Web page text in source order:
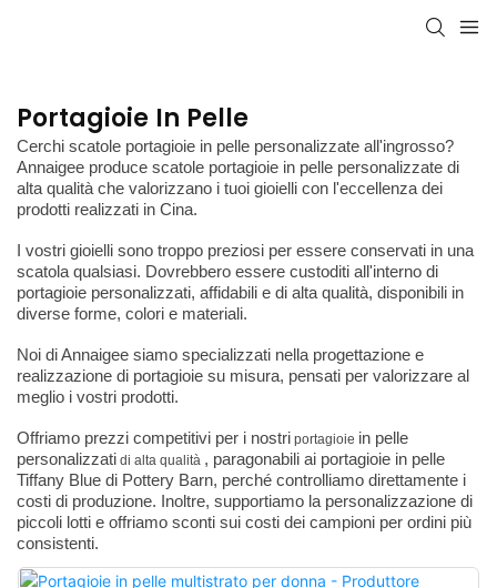
Portagioie In Pelle
Cerchi scatole portagioie in pelle personalizzate all'ingrosso?
Annaigee produce scatole portagioie in pelle personalizzate di
alta qualità che valorizzano i tuoi gioielli con l'eccellenza dei
prodotti realizzati in Cina.
I vostri gioielli sono troppo preziosi per essere conservati in una
scatola qualsiasi. Dovrebbero essere custoditi all'interno di
portagioie personalizzati, affidabili e di alta qualità, disponibili in
diverse forme, colori e materiali.
Noi di Annaigee siamo specializzati nella progettazione e
realizzazione di portagioie su misura, pensati per valorizzare al
meglio i vostri prodotti.
Offriamo prezzi competitivi per i nostri portagioie in pelle
personalizzati di alta qualità , paragonabili ai portagioie in pelle
Tiffany Blue di Pottery Barn, perché controlliamo direttamente i
costi di produzione. Inoltre, supportiamo la personalizzazione di
piccoli lotti e offriamo sconti sui costi dei campioni per ordini più
consistenti.